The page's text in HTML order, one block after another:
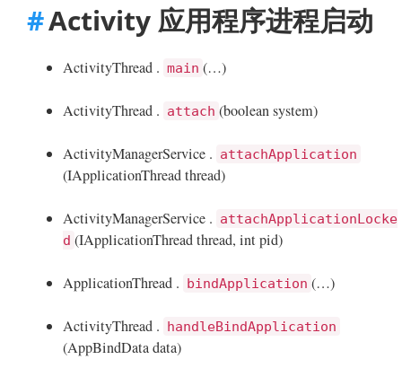
Activity 应用程序进程启动
ActivityThread . main (…)
ActivityThread . attach (boolean system)
ActivityManagerService . attachApplication
(IApplicationThread thread)
ActivityManagerService . attachApplicationLocke
d (IApplicationThread thread, int pid)
ApplicationThread . bindApplication (…)
ActivityThread . handleBindApplication
(AppBindData data)